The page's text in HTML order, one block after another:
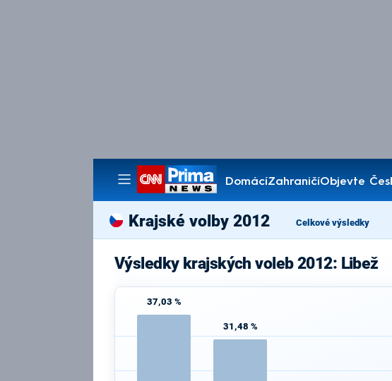
DomácíZahraničíObjevte
Pořady
Krajské volby 2012 Celkové výsledky
Výsledky krajských voleb 2012: Libež
37,03 %
31,48 %